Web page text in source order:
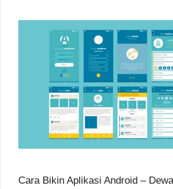
Cara Bikin Aplikasi Android –